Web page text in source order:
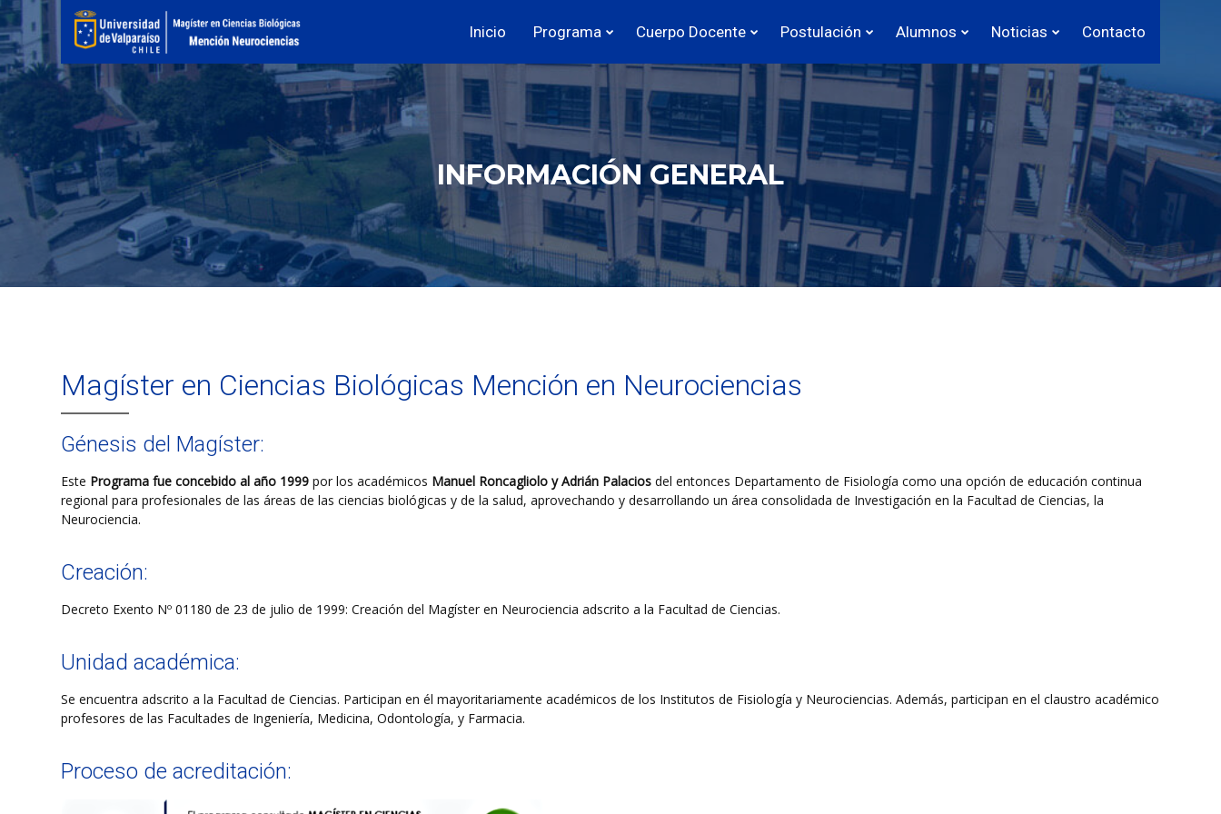
Inicio Programa Cuerpo Docente Postulación Alumnos Noticias Contacto
INFORMACIÓN GENERAL
Magíster en Ciencias Biológicas Mención en Neurociencias
Génesis del Magíster:
Este Programa fue concebido al año 1999 por los académicos Manuel Roncagliolo y Adrián Palacios del entonces Departamento de Fisiología como una opción de educación continua
regional para profesionales de las áreas de las ciencias biológicas y de la salud, aprovechando y desarrollando un área consolidada de Investigación en la Facultad de Ciencias, la
Neurociencia.
Creación:
Decreto Exento Nº 01180 de 23 de julio de 1999: Creación del Magíster en Neurociencia adscrito a la Facultad de Ciencias.
Unidad académica:
Se encuentra adscrito a la Facultad de Ciencias. Participan en él mayoritariamente académicos de los Institutos de Fisiología y Neurociencias. Además, participan en el claustro académico
profesores de las Facultades de Ingeniería, Medicina, Odontología, y Farmacia.
Proceso de acreditación: